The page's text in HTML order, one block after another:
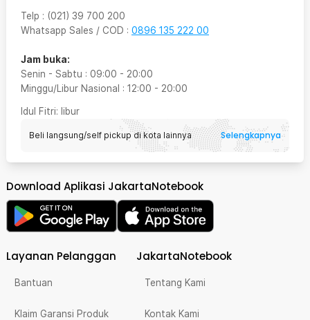
Telp : (021) 39 700 200
Whatsapp Sales / COD : 0896 135 222 00
Jam buka:
Senin - Sabtu : 09:00 - 20:00
Minggu/Libur Nasional : 12:00 - 20:00
Idul Fitri: libur
Beli langsung/self pickup di kota lainnya Selengkapnya
Download Aplikasi JakartaNotebook
Layanan Pelanggan
Bantuan
Klaim Garansi Produk
JakartaNotebook
Tentang Kami
Kontak Kami